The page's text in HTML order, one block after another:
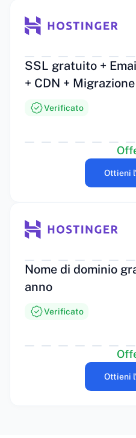
SSL gratuito +
+ CDN + Migrazione
Verificato
Ottieni
Nome di dominio
anno
Verificato
Ottieni